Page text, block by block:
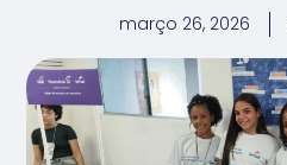
março 26, 2026